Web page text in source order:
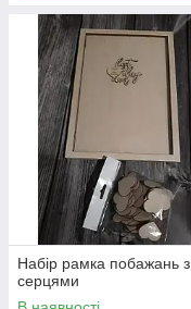
Набір рамка побажань з
серцями